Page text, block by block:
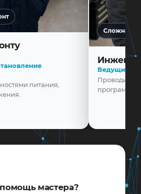
питания,
Сложная
Ведущий
Проводит
мастера?